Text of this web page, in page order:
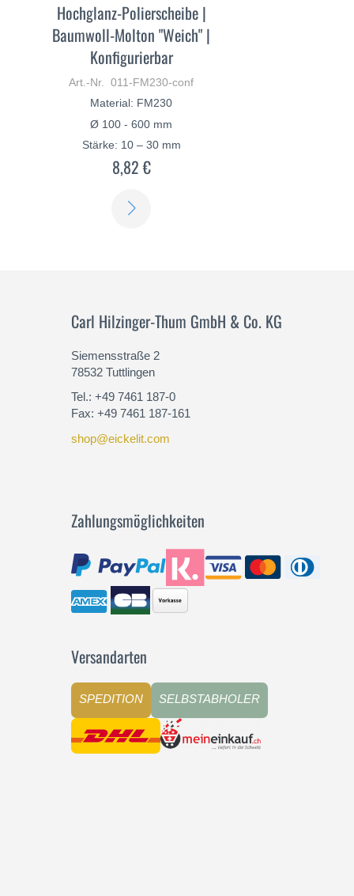
Hochglanz-Polierscheibe |
Baumwoll-Molton "Weich" |
Konfigurierbar
Art.-Nr. 011-FM230-conf
Material: FM230
Ø 100 - 600 mm
Stärke: 10 – 30 mm
8,82 €
Carl Hilzinger-Thum GmbH & Co. KG
Siemensstraße 2
78532 Tuttlingen
Tel.: +49 7461 187-0
Fax: +49 7461 187-161
shop@eickelit.com
Zahlungsmöglichkeiten
Versandarten
SPEDITION SELBSTABHOLER